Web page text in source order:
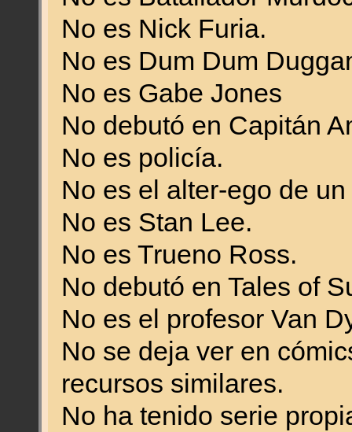
No es Nick Furia.
No es Dum Dum
No es Gabe Jones
No debutó en Capitán
No es policía.
No es el alter-ego de
No es Stan Lee.
No es Trueno Ross.
No debutó en Tales of
No es el profesor Van
No se deja ver en
recursos similares.
No ha tenido serie